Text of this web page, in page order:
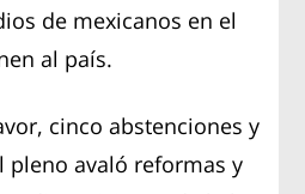
de mexicanos en el
al país.
cinco abstenciones y
pleno avaló reformas y